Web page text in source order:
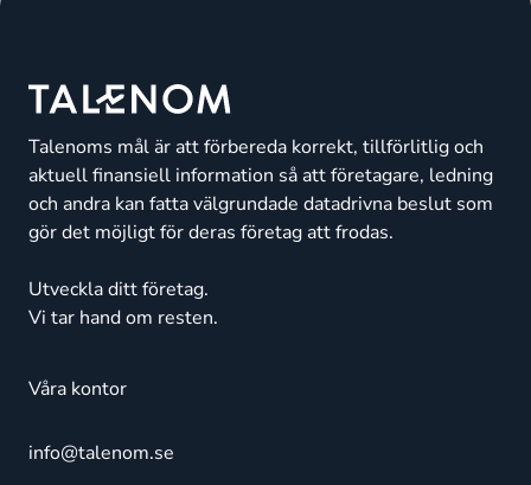
Talenoms mål är att förbereda korrekt, tillförlitlig och
aktuell finansiell information så att företagare, ledning
och andra kan fatta välgrundade datadrivna beslut som
gör det möjligt för deras företag att frodas.
Utveckla ditt företag.
Vi tar hand om resten.
Våra kontor
info@talenom.se